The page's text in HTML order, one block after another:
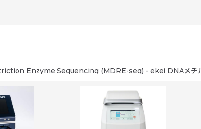
Enzyme Sequencing (MDRE-seq) - ekei DNAメチル